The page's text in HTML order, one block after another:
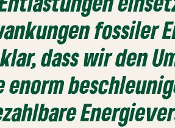
fossiler
dass wir den
enorm